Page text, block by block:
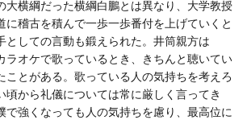
大横綱だった横綱白鵬とは異なり、大学教授
に稽古を積んで一歩一歩番付を上げていくと
としての言動も鍛えられた。井筒親方は
ラオケで歌っているとき、きちんと聴いてい
ことがある。歌っている人の気持ちを考えろ
頃から礼儀については常に厳しく言ってき
で強くなっても人の気持ちを慮り、最高位に